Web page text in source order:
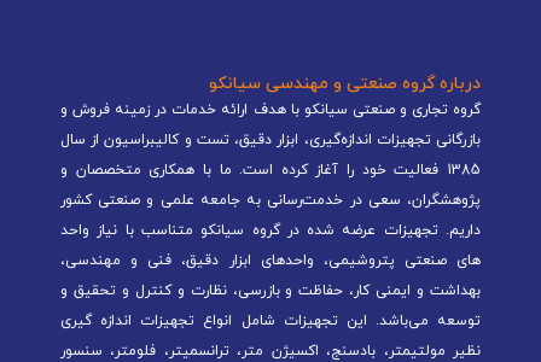
درباره گروه صنعتی و مهندسی سیانکو
گروه تجاری و صنعتی سیانکو با هدف ارائه خدمات در زمینه فروش و
بازرگانی تجهیزات اندازه‌گیری، ابزار دقیق، تست و کالیبراسیون از سال
1385 فعالیت خود را آغاز کرده است. ما با همکاری متخصصان و
پژوهشگران، سعی در خدمت‌رسانی به جامعه علمی و صنعتی کشور
داریم. تجهیزات عرضه شده در گروه سیانکو متناسب با نیاز واحد
های صنعتی پتروشیمی، واحدهای ابزار دقیق، فنی و مهندسی،
بهداشت و ایمنی کار، حفاظت و بازرسی، نظارت و کنترل و تحقیق و
توسعه می‌باشد. این تجهیزات شامل انواع تجهیزات اندازه گیری
نظیر مولتیمتر، بادسنج، اکسیژن متر، ترانسمیتر، فلومتر، سنسور